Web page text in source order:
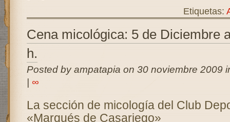
Etiquetas:
Cena micológica: 5 de Diciembre
h.
Posted by ampatapia on 30 noviembre 2009
∞
La sección de micología del Club
«Marqués de Casariego»